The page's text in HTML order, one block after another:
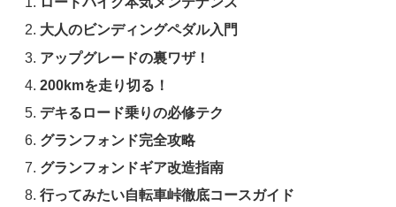
大人のビンディングペダル入門
アップグレードの裏ワザ！
200kmを走り切る！
デキるロード乗りの必修テク
グランフォンド完全攻略
グランフォンドギア改造指南
行ってみたい自転車峠徹底コースガイド